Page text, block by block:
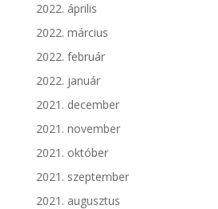
2022. április
2022. március
2022. február
2022. január
2021. december
2021. november
2021. október
2021. szeptember
2021. augusztus